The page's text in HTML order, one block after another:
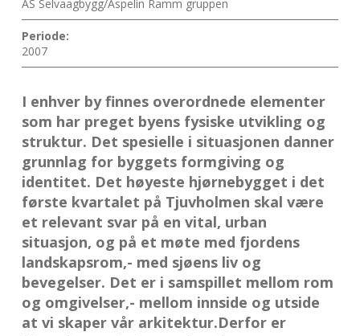
AS Selvaagbygg/Aspelin Ramm gruppen
Periode:
2007
I enhver by finnes overordnede elementer
som har preget byens fysiske utvikling og
struktur. Det spesielle i situasjonen danner
grunnlag for byggets formgiving og
identitet. Det høyeste hjørnebygget i det
første kvartalet på Tjuvholmen skal være
et relevant svar på en vital, urban
situasjon, og på et møte med fjordens
landskapsrom,- med sjøens liv og
bevegelser. Det er i samspillet mellom rom
og omgivelser,- mellom innside og utside
at vi skaper vår arkitektur.Derfor er